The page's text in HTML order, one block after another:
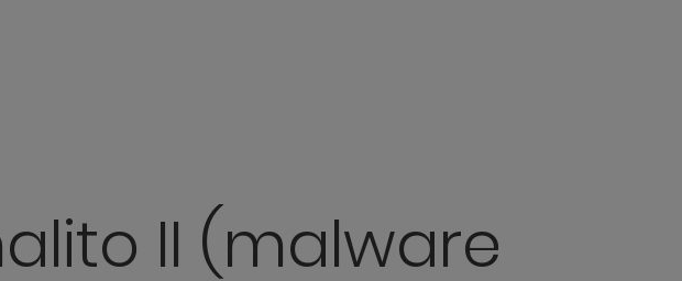
II (malware